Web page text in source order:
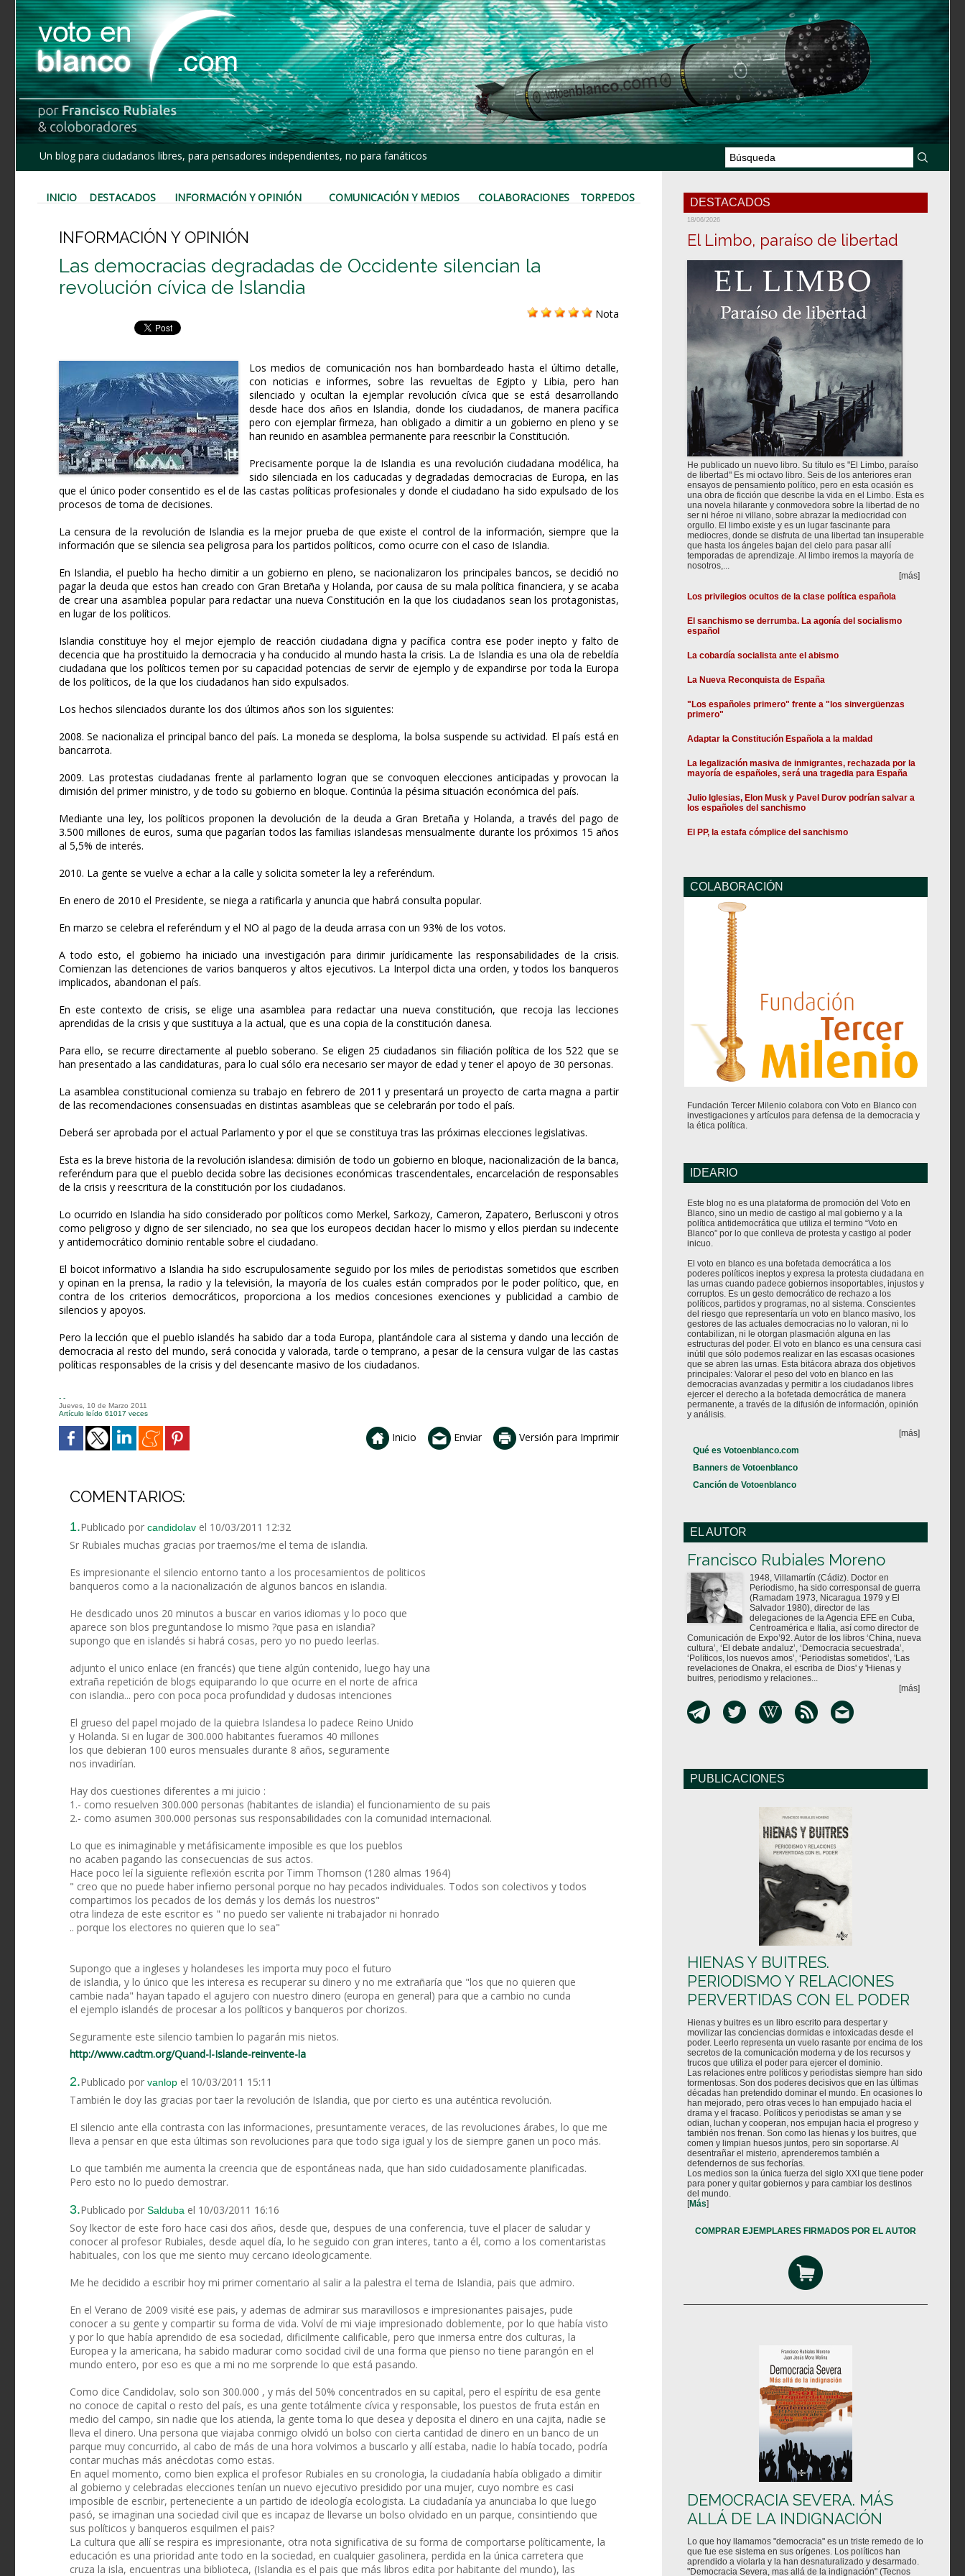
Un blog para ciudadanos libres, para pensadores independientes, no para fanáticos
INICIO DESTACADOS INFORMACIÓN Y OPINIÓN COMUNICACIÓN Y MEDIOS COLABORACIONES TORPEDOS
INFORMACIÓN Y OPINIÓN
Las democracias degradadas de Occidente silencian la
revolución cívica de Islandia
Nota
Los medios de comunicación nos han bombardeado hasta el último detalle,
con noticias e informes, sobre las revueltas de Egipto y Libia, pero han
silenciado y ocultan la ejemplar revolución cívica que se está desarrollando
desde hace dos años en Islandia, donde los ciudadanos, de manera pacífica
pero con ejemplar firmeza, han obligado a dimitir a un gobierno en pleno y se
han reunido en asamblea permanente para reescribir la Constitución.
Precisamente porque la de Islandia es una revolución ciudadana modélica, ha
sido silenciada en los caducadas y degradadas democracias de Europa, en las
que el único poder consentido es el de las castas políticas profesionales y donde el ciudadano ha sido expulsado de los
procesos de toma de decisiones.
La censura de la revolución de Islandia es la mejor prueba de que existe el control de la información, siempre que la
información que se silencia sea peligrosa para los partidos políticos, como ocurre con el caso de Islandia.
En Islandia, el pueblo ha hecho dimitir a un gobierno en pleno, se nacionalizaron los principales bancos, se decidió no
pagar la deuda que estos han creado con Gran Bretaña y Holanda, por causa de su mala política financiera, y se acaba
de crear una asamblea popular para redactar una nueva Constitución en la que los ciudadanos sean los protagonistas,
en lugar de los políticos.
Islandia constituye hoy el mejor ejemplo de reacción ciudadana digna y pacífica contra ese poder inepto y falto de
decencia que ha prostituido la democracia y ha conducido al mundo hasta la crisis. La de Islandia es una ola de rebeldía
ciudadana que los políticos temen por su capacidad potencias de servir de ejemplo y de expandirse por toda la Europa
de los políticos, de la que los ciudadanos han sido expulsados.
Los hechos silenciados durante los dos últimos años son los siguientes:
2008. Se nacionaliza el principal banco del país. La moneda se desploma, la bolsa suspende su actividad. El país está en
bancarrota.
2009. Las protestas ciudadanas frente al parlamento logran que se convoquen elecciones anticipadas y provocan la
dimisión del primer ministro, y de todo su gobierno en bloque. Continúa la pésima situación económica del país.
Mediante una ley, los políticos proponen la devolución de la deuda a Gran Bretaña y Holanda, a través del pago de
3.500 millones de euros, suma que pagarían todos las familias islandesas mensualmente durante los próximos 15 años
al 5,5% de interés.
2010. La gente se vuelve a echar a la calle y solicita someter la ley a referéndum.
En enero de 2010 el Presidente, se niega a ratificarla y anuncia que habrá consulta popular.
En marzo se celebra el referéndum y el NO al pago de la deuda arrasa con un 93% de los votos.
A todo esto, el gobierno ha iniciado una investigación para dirimir jurídicamente las responsabilidades de la crisis.
Comienzan las detenciones de varios banqueros y altos ejecutivos. La Interpol dicta una orden, y todos los banqueros
implicados, abandonan el país.
En este contexto de crisis, se elige una asamblea para redactar una nueva constitución, que recoja las lecciones
aprendidas de la crisis y que sustituya a la actual, que es una copia de la constitución danesa.
Para ello, se recurre directamente al pueblo soberano. Se eligen 25 ciudadanos sin filiación política de los 522 que se
han presentado a las candidaturas, para lo cual sólo era necesario ser mayor de edad y tener el apoyo de 30 personas.
La asamblea constitucional comienza su trabajo en febrero de 2011 y presentará un proyecto de carta magna a partir
de las recomendaciones consensuadas en distintas asambleas que se celebrarán por todo el país.
Deberá ser aprobada por el actual Parlamento y por el que se constituya tras las próximas elecciones legislativas.
Esta es la breve historia de la revolución islandesa: dimisión de todo un gobierno en bloque, nacionalización de la banca,
referéndum para que el pueblo decida sobre las decisiones económicas trascendentales, encarcelación de responsables
de la crisis y reescritura de la constitución por los ciudadanos.
Lo ocurrido en Islandia ha sido considerado por políticos como Merkel, Sarkozy, Cameron, Zapatero, Berlusconi y otros
como peligroso y digno de ser silenciado, no sea que los europeos decidan hacer lo mismo y ellos pierdan su indecente
y antidemocrático dominio rentable sobre el ciudadano.
El boicot informativo a Islandia ha sido escrupulosamente seguido por los miles de periodistas sometidos que escriben
y opinan en la prensa, la radio y la televisión, la mayoría de los cuales están comprados por le poder político, que, en
contra de los criterios democráticos, proporciona a los medios concesiones exenciones y publicidad a cambio de
silencios y apoyos.
Pero la lección que el pueblo islandés ha sabido dar a toda Europa, plantándole cara al sistema y dando una lección de
democracia al resto del mundo, será conocida y valorada, tarde o temprano, a pesar de la censura vulgar de las castas
políticas responsables de la crisis y del desencante masivo de los ciudadanos.
- -
Jueves, 10 de Marzo 2011
Artículo leído 61017 veces
Inicio Enviar Versión para Imprimir
COMENTARIOS:
1.Publicado por candidolav el 10/03/2011 12:32
Sr Rubiales muchas gracias por traernos/me el tema de islandia.
Es impresionante el silencio entorno tanto a los procesamientos de politicos
banqueros como a la nacionalización de algunos bancos en islandia.
He desdicado unos 20 minutos a buscar en varios idiomas y lo poco que
aparece son blos preguntandose lo mismo ?que pasa en islandia?
supongo que en islandés si habrá cosas, pero yo no puedo leerlas.
adjunto el unico enlace (en francés) que tiene algún contenido, luego hay una
extraña repetición de blogs equiparando lo que ocurre en el norte de africa
con islandia... pero con poca poca profundidad y dudosas intenciones
El grueso del papel mojado de la quiebra Islandesa lo padece Reino Unido
y Holanda. Si en lugar de 300.000 habitantes fueramos 40 millones
los que debieran 100 euros mensuales durante 8 años, seguramente
nos invadirían.
Hay dos cuestiones diferentes a mi juicio :
1.- como resuelven 300.000 personas (habitantes de islandia) el funcionamiento de su pais
2.- como asumen 300.000 personas sus responsabilidades con la comunidad internacional.
Lo que es inimaginable y metáfisicamente imposible es que los pueblos
no acaben pagando las consecuencias de sus actos.
Hace poco leí la siguiente reflexión escrita por Timm Thomson (1280 almas 1964)
" creo que no puede haber infierno personal porque no hay pecados individuales. Todos son colectivos y todos
compartimos los pecados de los demás y los demás los nuestros"
otra lindeza de este escritor es " no puedo ser valiente ni trabajador ni honrado
.. porque los electores no quieren que lo sea"
Supongo que a ingleses y holandeses les importa muy poco el futuro
de islandia, y lo único que les interesa es recuperar su dinero y no me extrañaría que "los que no quieren que
cambie nada" hayan tapado el agujero con nuestro dinero (europa en general) para que a cambio no cunda
el ejemplo islandés de procesar a los políticos y banqueros por chorizos.
Seguramente este silencio tambien lo pagarán mis nietos.
http://www.cadtm.org/Quand-l-Islande-reinvente-la
2.Publicado por vanlop el 10/03/2011 15:11
También le doy las gracias por taer la revolución de Islandia, que por cierto es una auténtica revolución.
El silencio ante ella contrasta con las informaciones, presuntamente veraces, de las revoluciones árabes, lo que me
lleva a pensar en que esta últimas son revoluciones para que todo siga igual y los de siempre ganen un poco más.
Lo que también me aumenta la creencia que de espontáneas nada, que han sido cuidadosamente planificadas.
Pero esto no lo puedo demostrar.
3.Publicado por Salduba el 10/03/2011 16:16
Soy lkector de este foro hace casi dos años, desde que, despues de una conferencia, tuve el placer de saludar y
conocer al profesor Rubiales, desde aquel día, lo he seguido con gran interes, tanto a él, como a los comentaristas
habituales, con los que me siento muy cercano ideologicamente.
Me he decidido a escribir hoy mi primer comentario al salir a la palestra el tema de Islandia, pais que admiro.
En el Verano de 2009 visité ese pais, y ademas de admirar sus maravillosos e impresionantes paisajes, pude
conocer a su gente y compartir su forma de vida. Volví de mi viaje impresionado doblemente, por lo que había visto
y por lo que había aprendido de esa sociedad, dificilmente calificable, pero que inmersa entre dos culturas, la
Europea y la americana, ha sabido madurar como socidad civil de una forma que pienso no tiene parangón en el
mundo entero, por eso es que a mi no me sorprende lo que está pasando.
Como dice Candidolav, solo son 300.000 , y más del 50% concentrados en su capital, pero el espíritu de esa gente
no conoce de capital o resto del país, es una gente totálmente cívica y responsable, los puestos de fruta están en
medio del campo, sin nadie que los atienda, la gente toma lo que desea y deposita el dinero en una cajita, nadie se
lleva el dinero. Una persona que viajaba conmigo olvidó un bolso con cierta cantidad de dinero en un banco de un
parque muy concurrido, al cabo de más de una hora volvimos a buscarlo y allí estaba, nadie lo había tocado, podría
contar muchas más anécdotas como estas.
En aquel momento, como bien explica el profesor Rubiales en su cronologia, la ciudadanía había obligado a dimitir
al gobierno y celebradas elecciones tenían un nuevo ejecutivo presidido por una mujer, cuyo nombre es casi
imposible de escribir, perteneciente a un partido de ideología ecologista. La ciudadanía ya anunciaba lo que luego
pasó, se imaginan una sociedad civil que es incapaz de llevarse un bolso olvidado en un parque, consintiendo que
sus políticos y banqueros esquilmen el pais?
La cultura que allí se respira es impresionante, otra nota significativa de su forma de comportarse políticamente, la
educación es una prioridad ante todo en la sociedad, en cualquier gasolinera, perdida en la única carretera que
cruza la isla, encuentras una biblioteca, (Islandia es el pais que más libros edita por habitante del mundo), las
DESTACADOS
18/06/2026
El Limbo, paraíso de libertad
He publicado un nuevo libro. Su título es "El Limbo, paraíso
de libertad" Es mi octavo libro. Seis de los anteriores eran
ensayos de pensamiento político, pero en esta ocasión es
una obra de ficción que describe la vida en el Limbo. Esta es
una novela hilarante y conmovedora sobre la libertad de no
ser ni héroe ni villano, sobre abrazar la mediocridad con
orgullo. El limbo existe y es un lugar fascinante para
mediocres, donde se disfruta de una libertad tan insuperable
que hasta los ángeles bajan del cielo para pasar allí
temporadas de aprendizaje. Al limbo iremos la mayoría de
nosotros,...
[más]
Los privilegios ocultos de la clase política española
El sanchismo se derrumba. La agonía del socialismo
español
La cobardía socialista ante el abismo
La Nueva Reconquista de España
"Los españoles primero" frente a "los sinvergüenzas
primero"
Adaptar la Constitución Española a la maldad
La legalización masiva de inmigrantes, rechazada por la
mayoría de españoles, será una tragedia para España
Julio Iglesias, Elon Musk y Pavel Durov podrían salvar a
los españoles del sanchismo
El PP, la estafa cómplice del sanchismo
COLABORACIÓN
Fundación Tercer Milenio colabora con Voto en Blanco con
investigaciones y artículos para defensa de la democracia y
la ética política.
IDEARIO
Este blog no es una plataforma de promoción del Voto en
Blanco, sino un medio de castigo al mal gobierno y a la
política antidemocrática que utiliza el termino “Voto en
Blanco” por lo que conlleva de protesta y castigo al poder
inicuo.
El voto en blanco es una bofetada democrática a los
poderes políticos ineptos y expresa la protesta ciudadana en
las urnas cuando padece gobiernos insoportables, injustos y
corruptos. Es un gesto democrático de rechazo a los
políticos, partidos y programas, no al sistema. Conscientes
del riesgo que representaría un voto en blanco masivo, los
gestores de las actuales democracias no lo valoran, ni lo
contabilizan, ni le otorgan plasmación alguna en las
estructuras del poder. El voto en blanco es una censura casi
inútil que sólo podemos realizar en las escasas ocasiones
que se abren las urnas. Esta bitácora abraza dos objetivos
principales: Valorar el peso del voto en blanco en las
democracias avanzadas y permitir a los ciudadanos libres
ejercer el derecho a la bofetada democrática de manera
permanente, a través de la difusión de información, opinión
y análisis.
[más]
Qué es Votoenblanco.com
Banners de Votoenblanco
Canción de Votoenblanco
EL AUTOR
Francisco Rubiales Moreno
1948, Villamartín (Cádiz). Doctor en
Periodismo, ha sido corresponsal de guerra
(Ramadam 1973, Nicaragua 1979 y El
Salvador 1980), director de las
delegaciones de la Agencia EFE en Cuba,
Centroamérica e Italia, así como director de
Comunicación de Expo’92. Autor de los libros ‘China, nueva
cultura’, ‘El debate andaluz’, ‘Democracia secuestrada’,
‘Políticos, los nuevos amos’, ‘Periodistas sometidos’, 'Las
revelaciones de Onakra, el escriba de Dios' y 'Hienas y
buitres, periodismo y relaciones...
[más]
PUBLICACIONES
HIENAS Y BUITRES.
PERIODISMO Y RELACIONES
PERVERTIDAS CON EL PODER
Hienas y buitres es un libro escrito para despertar y
movilizar las conciencias dormidas e intoxicadas desde el
poder. Leerlo representa un vuelo rasante por encima de los
secretos de la comunicación moderna y de los recursos y
trucos que utiliza el poder para ejercer el dominio.
Las relaciones entre políticos y periodistas siempre han sido
tormentosas. Son dos poderes decisivos que en las últimas
décadas han pretendido dominar el mundo. En ocasiones lo
han mejorado, pero otras veces lo han empujado hacia el
drama y el fracaso. Políticos y periodistas se aman y se
odian, luchan y cooperan, nos empujan hacia el progreso y
también nos frenan. Son como las hienas y los buitres, que
comen y limpian huesos juntos, pero sin soportarse. Al
desentrañar el misterio, aprenderemos también a
defendernos de sus fechorías.
Los medios son la única fuerza del siglo XXI que tiene poder
para poner y quitar gobiernos y para cambiar los destinos
del mundo.
[Más]
COMPRAR EJEMPLARES FIRMADOS POR EL AUTOR
DEMOCRACIA SEVERA. MÁS
ALLÁ DE LA INDIGNACIÓN
Lo que hoy llamamos "democracia" es un triste remedo de lo
que fue ese sistema en sus orígenes. Los políticos han
aprendido a violarla y la han desnaturalizado y desarmado.
"Democracia Severa, mas allá de la indignación" (Tecnos